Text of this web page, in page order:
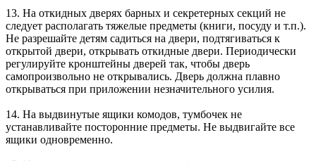
13. На откидных дверях барных и секретерных секций не
следует располагать тяжелые предметы (книги, посуду и т.п.).
Не разрешайте детям садиться на двери, подтягиваться к
открытой двери, открывать откидные двери. Периодически
регулируйте кронштейны дверей так, чтобы дверь
самопроизвольно не открывались. Дверь должна плавно
открываться при приложении незначительного усилия.
14. На выдвинутые ящики комодов, тумбочек не
устанавливайте посторонние предметы. Не выдвигайте все
ящики одновременно.